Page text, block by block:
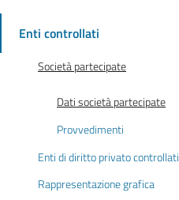
Enti controllati
Società partecipate
Dati società partecipate
Provvedimenti
Enti di diritto privato controllati
Rappresentazione grafica